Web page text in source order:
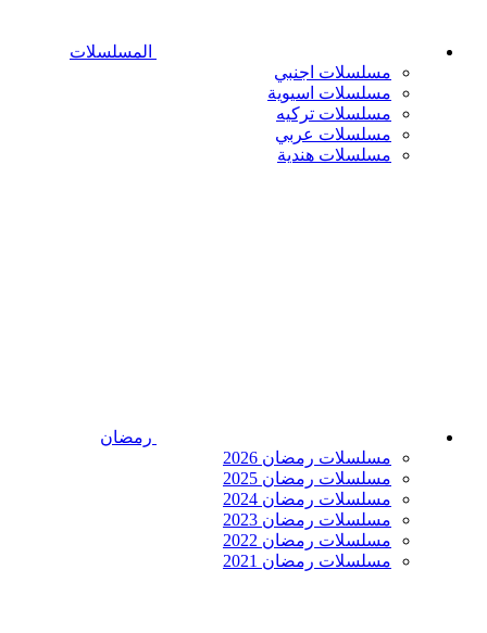
المسلسلات
مسلسلات اجنبي
مسلسلات اسيوية
مسلسلات تركيه
مسلسلات عربي
مسلسلات هندية
رمضان
مسلسلات رمضان 2026
مسلسلات رمضان 2025
مسلسلات رمضان 2024
مسلسلات رمضان 2023
مسلسلات رمضان 2022
مسلسلات رمضان 2021